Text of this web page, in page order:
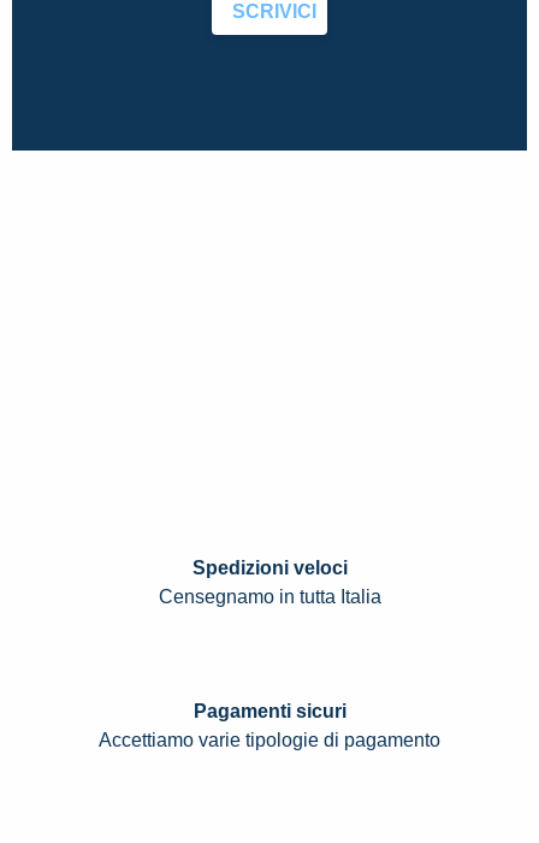
SCRIVICI
Spedizioni veloci
Censegnamo in tutta Italia
Pagamenti sicuri
Accettiamo varie tipologie di pagamento